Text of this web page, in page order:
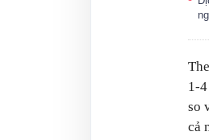
1-
so
cả